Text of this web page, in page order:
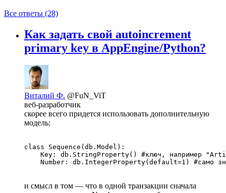
Все ответы (28)
Как задать свой autoincrement
primary key в AppEngine/Python?
Виталий Ф. @FuN_ViT
веб-разработчик
скорее всего придется использовать дополнительную
модель:
class Sequence(db.Model):
Key: db.StringProperty() #ключ, например
и смысл в том — что в одной транзакции сначала